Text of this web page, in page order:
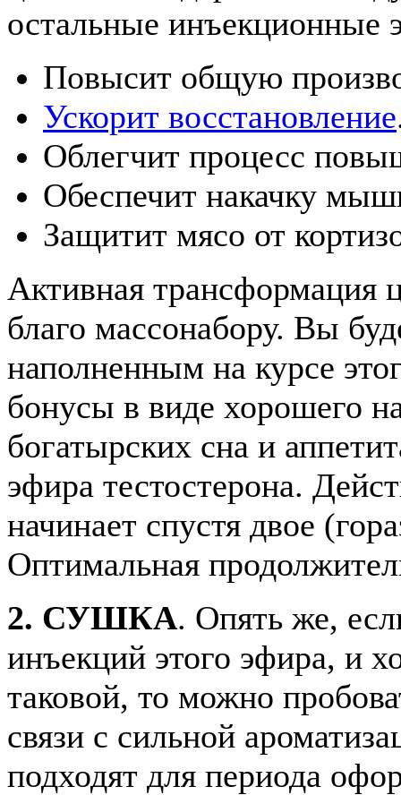
остальные инъекционные
Повысит общую
Ускорит восстановление
Облегчит процесс
Обеспечит накачку
Защитит мясо от
Активная трансформация
благо массонабору. Вы
наполненным на курсе
бонусы в виде хорошего
богатырских сна и
эфира тестостерона.
начинает спустя двое
Оптимальная
2. СУШКА. Опять же,
инъекций этого эфира, и
таковой, то можно
связи с сильной
подходят для периода